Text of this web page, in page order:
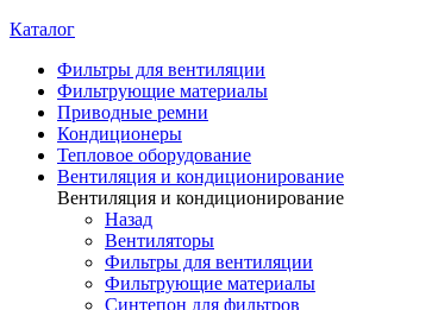
Каталог
Фильтры для вентиляции
Фильтрующие материалы
Приводные ремни
Кондиционеры
Тепловое оборудование
Вентиляция и кондиционирование
Вентиляция и кондиционирование
Назад
Вентиляторы
Фильтры для вентиляции
Фильтрующие материалы
Синтепон для фильтров